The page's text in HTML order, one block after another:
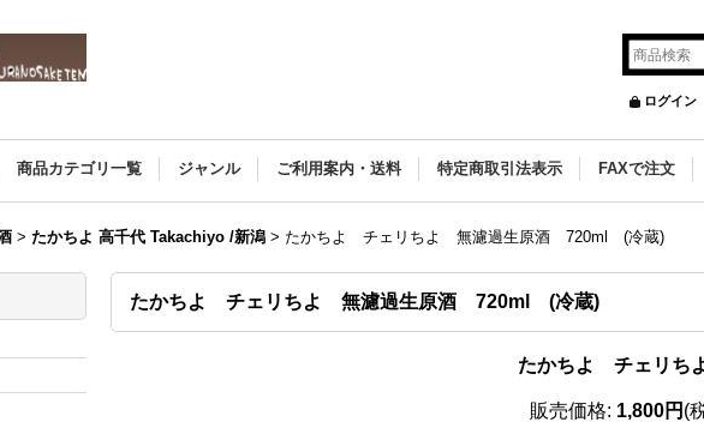
ログイン
商品カテゴリ一覧 ジャンル ご利用案内・送料 特定商取引法表示 FAXで注文
> たかちよ 高千代 Takachiyo /新潟 > たかちよ チェリちよ 無濾過生原酒 720ml (冷蔵)
たかちよ チェリちよ 無濾過生原酒 720ml (冷蔵)
たかちよ チェリ
販売価格: 1,800円 (